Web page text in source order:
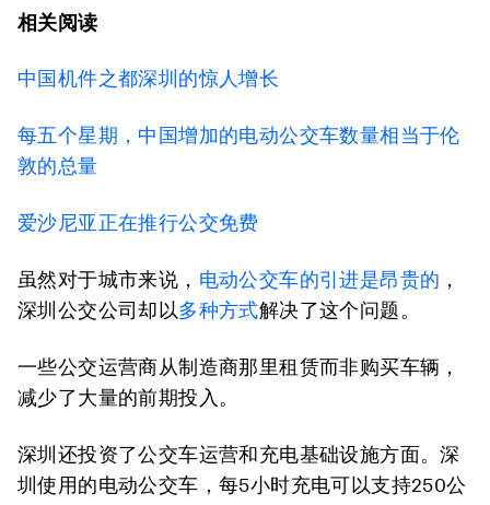
相关阅读
中国机件之都深圳的惊人增长
每五个星期，中国增加的电动公交车数量相当于伦
敦的总量
爱沙尼亚正在推行公交免费
虽然对于城市来说， 电动公交车的引进是昂贵的 ，
深圳公交公司却以多种方式解决了这个问题。
一些公交运营商从制造商那里租赁而非购买车辆，
减少了大量的前期投入。
深圳还投资了公交车运营和充电基础设施方面。深
圳使用的电动公交车，每5小时充电可以支持250公